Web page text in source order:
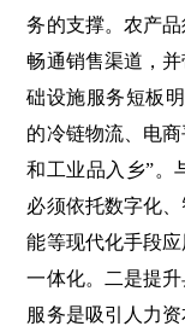
务的支撑。农产
畅通销售渠道，
础设施服务短板
的冷链物流、电
和工业品入乡”。
必须依托数字化
能等现代化手段
一体化。二是提
服务是吸引人力